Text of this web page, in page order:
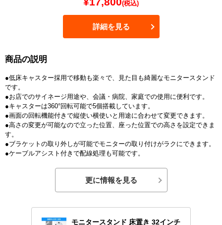
(税込)
詳細を見る
商品の説明
●低床キャスター採用で移動も楽々で、見た目も綺麗なモニタースタンド
です。
●お店でのサイネージ用途や、会議・病院、家庭での使用に便利です。
●キャスターは360°回転可能で5個搭載しています。
●画面の回転機能付きで縦使い横使いと用途に合わせて変更できます。
●高さの変更が可能なので立った位置、座った位置での高さを設定できま
す。
●ブラケットの取り外しが可能でモニターの取り付けがラクにできます。
●ケーブルアシスト付きで配線処理も可能です。
更に情報を見る
モニタースタンド 床置き 32インチ